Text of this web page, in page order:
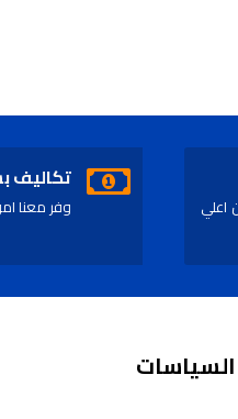
تكاليف
وفر معنا
السياسات